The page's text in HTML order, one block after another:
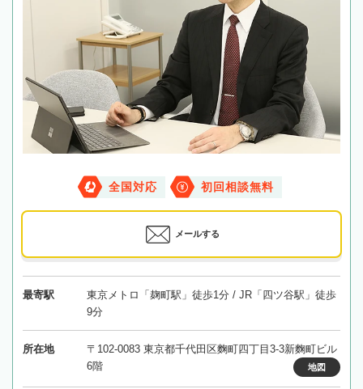
全国対応 初回相談無料
メールする
最寄駅
東京メトロ「麹町駅」徒歩1分 / JR「四ツ谷駅」徒歩
9分
所在地
〒102-0083 東京都千代田区麴町四丁目3-3新麴町ビル
6階
地図